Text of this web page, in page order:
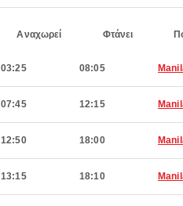
Αναχωρεί Φτάνει
03:25 08:05
07:45 12:15
12:50 18:00
13:15 18:10